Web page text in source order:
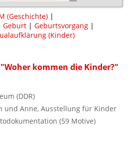
(Geschichte) |
Geburt | Geburtsvorgang |
(Kinder)
kommen die Kinder?"
(DDR)
und Anne, Ausstellung für Kinder
(59 Motive)